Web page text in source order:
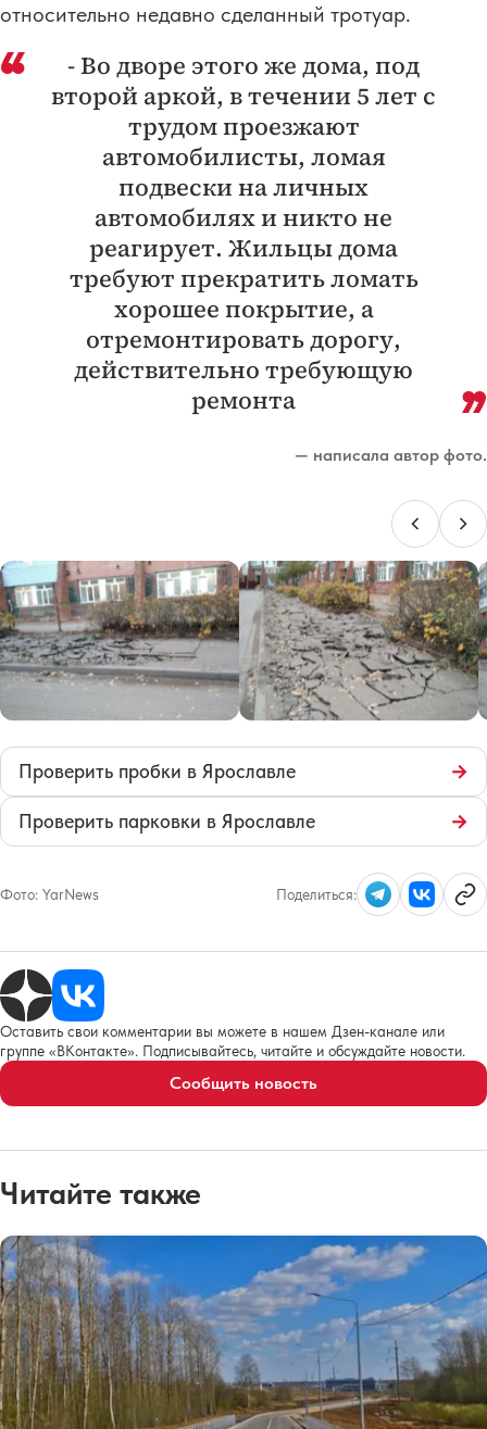
относительно недавно сделанный тротуар.
- Во дворе этого же дома, под
второй аркой, в течении 5 лет с
трудом проезжают
автомобилисты, ломая
подвески на личных
автомобилях и никто не
реагирует. Жильцы дома
требуют прекратить ломать
хорошее покрытие, а
отремонтировать дорогу,
действительно требующую
ремонта
— написала автор фото.
Проверить пробки в Ярославле →
Проверить парковки в Ярославле →
Фото: YarNews Поделиться:
Оставить свои комментарии вы можете в нашем Дзен-канале или
группе «ВКонтакте». Подписывайтесь, читайте и обсуждайте новости.
Сообщить новость
Читайте также